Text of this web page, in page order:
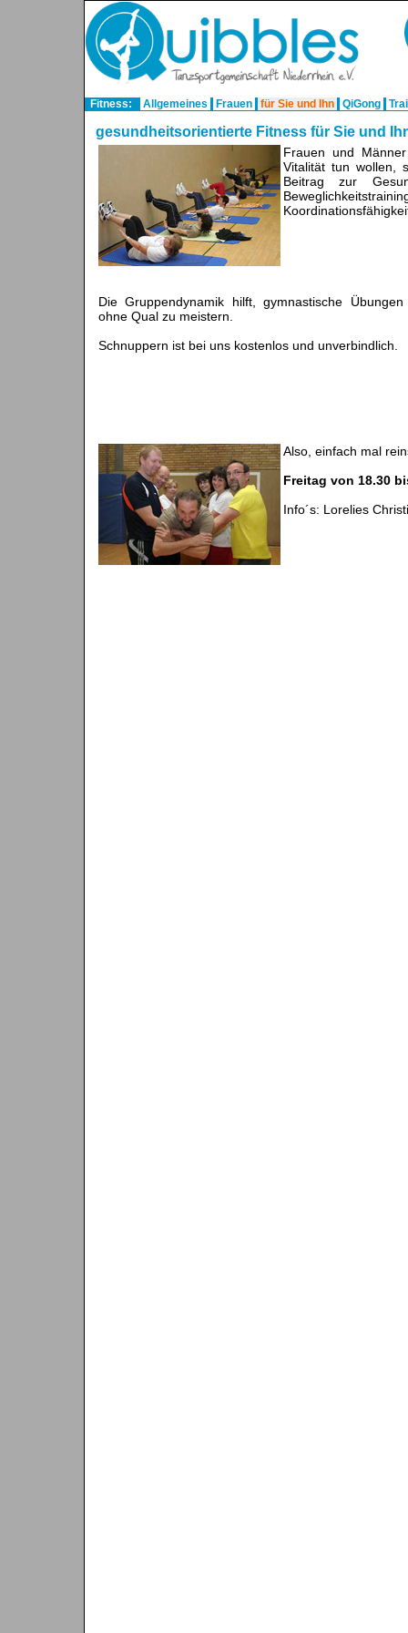
Fitness: Allgemeines Frauen für Sie und Ihn QiGong
gesundheitsorientierte Fitness für Sie und
Frauen und
Vitalität tun wollen,
Beitrag zur
Die Gruppendynamik hilft, gymnastische
ohne Qual zu meistern.
Schnuppern ist bei uns kostenlos und unverbindlich.
Also, einfach mal
Freitag von 18.30
Info´s: Lorelies